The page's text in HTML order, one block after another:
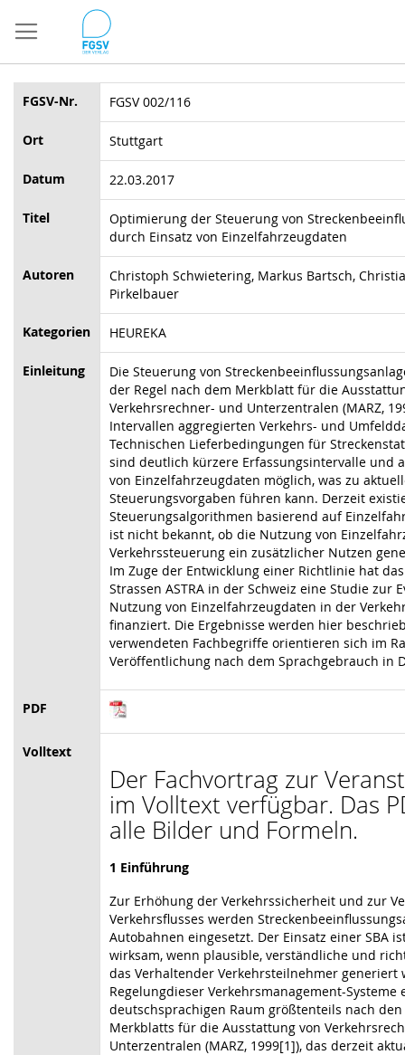
zum
Inhalt
FGSV-Nr. FGSV 002/116
Ort Stuttgart
Datum 22.03.2017
Titel
Optimierung der Steuerung von
durch Einsatz von Einzelfahrzeugdaten
Autoren
Christoph Schwietering, Markus Bartsch,
Pirkelbauer
Kategorien HEUREKA
Einleitung
Die Steuerung von
der Regel nach dem Merkblatt für die
Verkehrsrechner- und Unterzentralen (MARZ,
Intervallen aggregierten Verkehrs- und
Technischen Lieferbedingungen für
sind deutlich kürzere Erfassungsintervalle und
von Einzelfahrzeugdaten möglich, was zu
Steuerungsvorgaben führen kann. Derzeit
Steuerungsalgorithmen basierend auf
ist nicht bekannt, ob die Nutzung von
Verkehrssteuerung ein zusätzlicher Nutzen
Im Zuge der Entwicklung einer Richtlinie hat
Strassen ASTRA in der Schweiz eine Studie zur
Nutzung von Einzelfahrzeugdaten in der
finanziert. Die Ergebnisse werden hier
verwendeten Fachbegriffe orientieren sich im
Veröffentlichung nach dem Sprachgebrauch in
PDF
Volltext
Der Fachvortrag zur
im Volltext verfügbar. Das
alle Bilder und Formeln.
1 Einführung
Zur Erhöhung der Verkehrssicherheit und zur
Verkehrsflusses werden
Autobahnen eingesetzt. Der Einsatz einer SBA
wirksam, wenn plausible, verständliche und
das Verhaltender Verkehrsteilnehmer generiert
Regelungdieser Verkehrsmanagement-Systeme
deutschsprachigen Raum größtenteils nach den
Merkblatts für die Ausstattung von
Unterzentralen (MARZ, 1999[1]), das derzeit